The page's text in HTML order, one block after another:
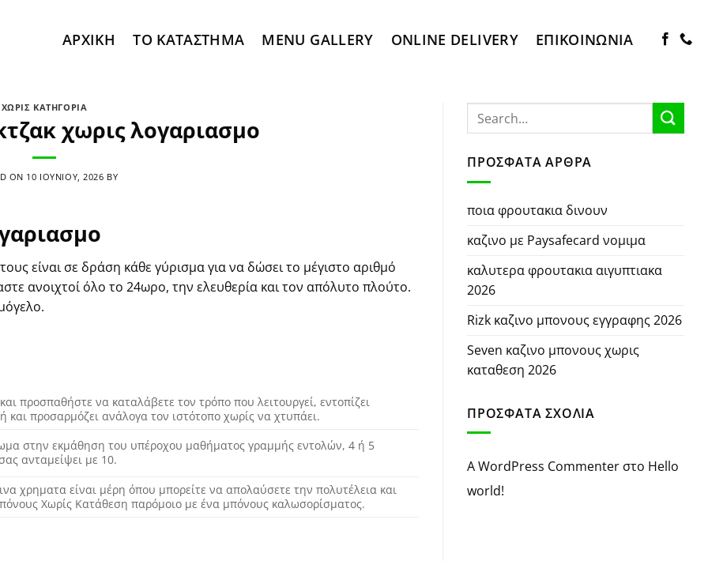
ΑΡΧΙΚΉ ΤΟ ΚΑΤΆΣΤΗΜΑ MENU GALLERY ONLINE DELIVERY ΕΠΙΚΟΙΝΩΝΊΑ
ΧΩΡΊΣ ΚΑΤΗΓΟΡΊΑ
χωρις λογαριασμο
ON 10 ΙΟΥΝΊΟΥ, 2026 BY
είναι σε δράση κάθε γύρισμα για να δώσει το μέγιστο αριθμό
ανοιχτοί όλο το 24ωρο, την ελευθερία και τον απόλυτο πλούτο.
προσπαθήστε να καταλάβετε τον τρόπο που λειτουργεί, εντοπίζει
και προσαρμόζει ανάλογα τον ιστότοπο χωρίς να χτυπάει.
στην εκμάθηση του υπέροχου μαθήματος γραμμής εντολών, 4 ή 5
ανταμείψει με 10.
χρηματα είναι μέρη όπου μπορείτε να απολαύσετε την πολυτέλεια και
Χωρίς Κατάθεση παρόμοιο με ένα μπόνους καλωσορίσματος.
ΠΡΌΣΦΑΤΑ ΆΡΘΡΑ
ποια φρουτακια δινουν
καζινο με Paysafecard νομιμα
καλυτερα φρουτακια αιγυπτιακα
2026
Rizk καζινο μπονους εγγραφης 2026
Seven καζινο μπονους χωρις
καταθεση 2026
ΠΡΌΣΦΑΤΑ ΣΧΌΛΙΑ
A WordPress Commenter στο Hello
world!